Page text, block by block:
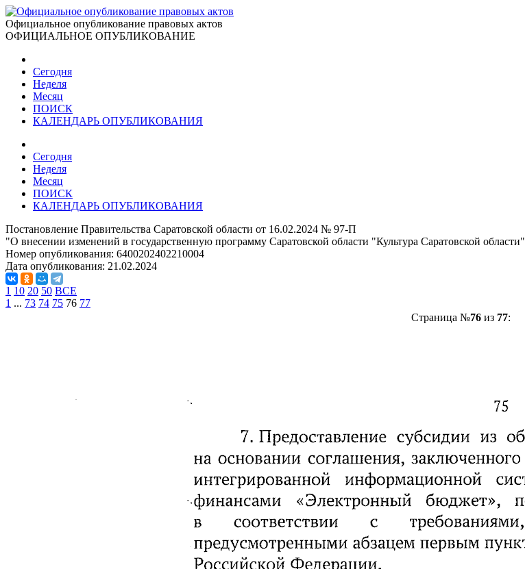
Официальное опубликование правовых актов
ОФИЦИАЛЬНОЕ ОПУБЛИКОВАНИЕ
Сегодня
Неделя
Месяц
ПОИСК
КАЛЕНДАРЬ ОПУБЛИКОВАНИЯ
Сегодня
Неделя
Месяц
ПОИСК
КАЛЕНДАРЬ ОПУБЛИКОВАНИЯ
Постановление Правительства Саратовской области от 16.02.2024 № 97-П
"О внесении изменений в государственную программу Саратовской области "Культура Саратовской области"
Номер опубликования: 6400202402210004
Дата опубликования: 21.02.2024
1 10 20 50 ВСЕ
1 ... 73 74 75 76 77
Страница №76из 77: